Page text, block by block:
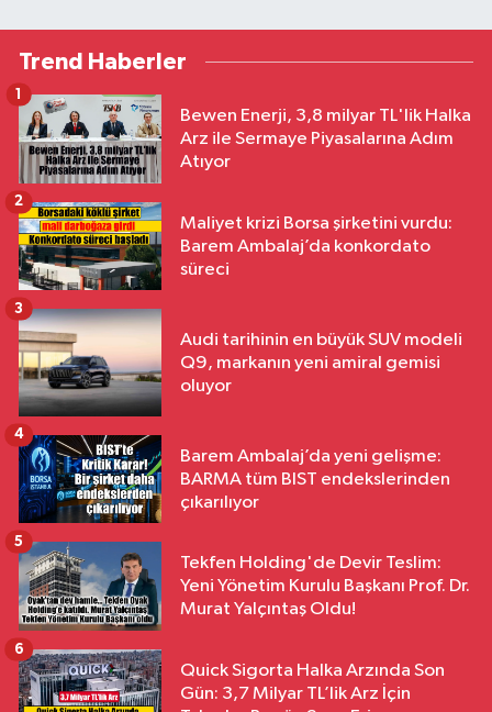
Trend Haberler
Bewen Enerji, 3,8 milyar TL'lik Halka
Arz ile Sermaye Piyasalarına Adım
Atıyor
1
Maliyet krizi Borsa şirketini vurdu:
Barem Ambalaj’da konkordato
süreci
2
Audi tarihinin en büyük SUV modeli
Q9, markanın yeni amiral gemisi
oluyor
3
Barem Ambalaj’da yeni gelişme:
BARMA tüm BIST endekslerinden
çıkarılıyor
4
Tekfen Holding'de Devir Teslim:
Yeni Yönetim Kurulu Başkanı Prof. Dr.
Murat Yalçıntaş Oldu!
5
Quick Sigorta Halka Arzında Son
Gün: 3,7 Milyar TL’lik Arz İçin
6